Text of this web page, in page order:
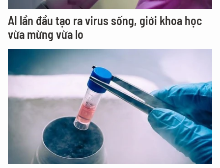
AI lần đầu tạo ra virus sống, giới khoa học
vừa mừng vừa lo